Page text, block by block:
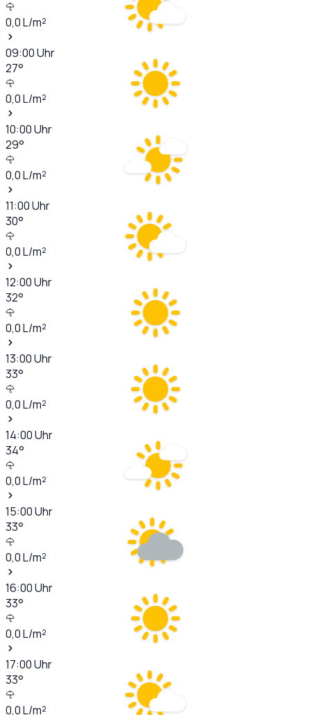
0,0L/m²
09:00Uhr
27°
0,0L/m²
10:00Uhr
29°
0,0L/m²
11:00Uhr
30°
0,0L/m²
12:00Uhr
32°
0,0L/m²
13:00Uhr
33°
0,0L/m²
14:00Uhr
34°
0,0L/m²
15:00Uhr
33°
0,0L/m²
16:00Uhr
33°
0,0L/m²
17:00Uhr
33°
0,0L/m²